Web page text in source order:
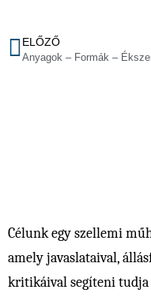
ELŐZŐ
Anyagok – Formák –
Célunk egy szellemi
amely javaslataival,
kritikáival segíteni tudja